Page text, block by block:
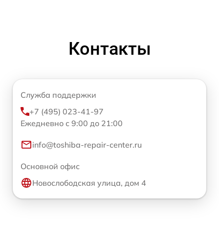
Контакты
Служба поддержки
+7 (495) 023-41-97
Ежедневно с 9:00 до 21:00
info@toshiba-repair-center.ru
Основной офис
Новослободская улица, дом 4